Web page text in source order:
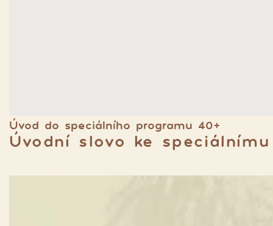
Úvod do speciálního programu 40+
Úvodní slovo ke